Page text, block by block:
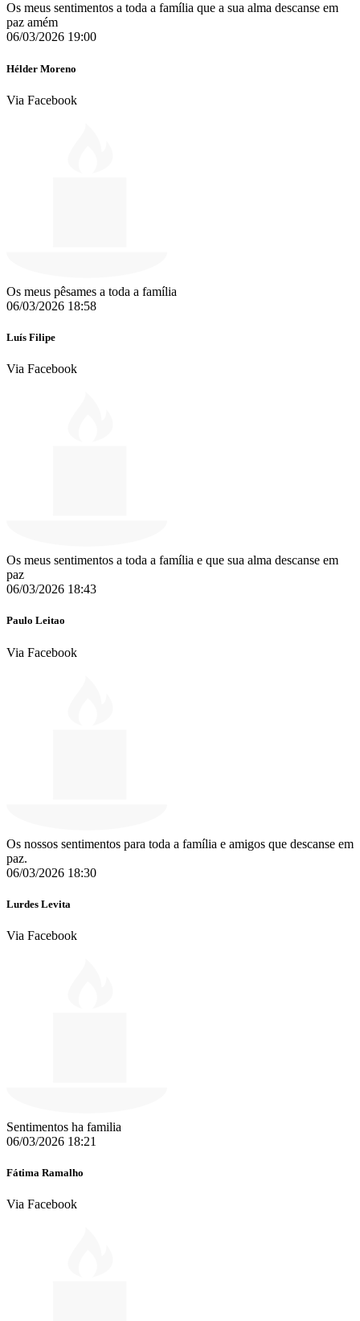
Os meus sentimentos a toda a família que a sua alma descanse em
paz amém
06/03/2026 19:00
Hélder Moreno
Via Facebook
Os meus pêsames a toda a família
06/03/2026 18:58
Luís Filipe
Via Facebook
Os meus sentimentos a toda a família e que sua alma descanse em
paz
06/03/2026 18:43
Paulo Leitao
Via Facebook
Os nossos sentimentos para toda a família e amigos que descanse em
paz.
06/03/2026 18:30
Lurdes Levita
Via Facebook
Sentimentos ha familia
06/03/2026 18:21
Fátima Ramalho
Via Facebook